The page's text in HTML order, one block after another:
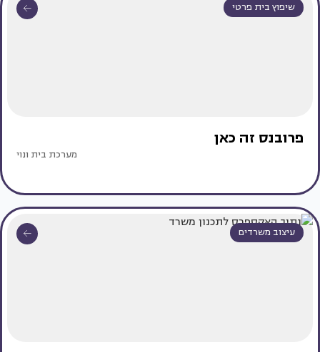
שיפוץ בית פרטי
פרובנס זה כאן
מערכת בית ונוי
עיצוב משרדים